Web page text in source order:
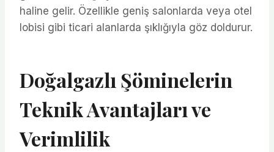
haline gelir. Özellikle geniş salonlarda veya otel
lobisi gibi ticari alanlarda şıklığıyla göz doldurur.
Doğalgazlı Şöminelerin
Teknik Avantajları ve
Verimlilik